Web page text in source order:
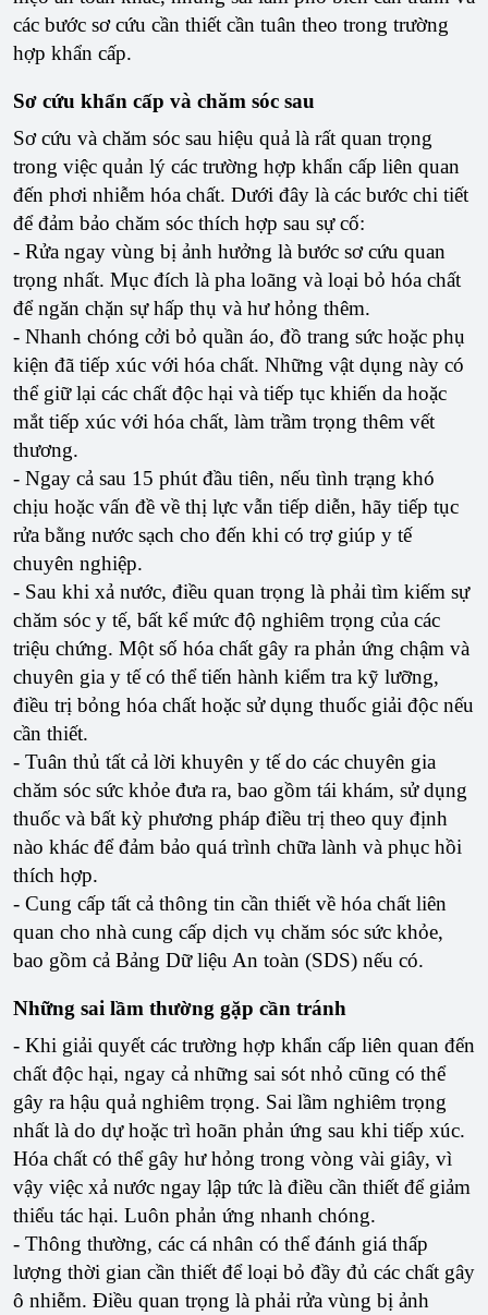
các bước sơ cứu cần thiết cần tuân theo trong trường
hợp khẩn cấp.
Sơ cứu khẩn cấp và chăm sóc sau
Sơ cứu và chăm sóc sau hiệu quả là rất quan trọng
trong việc quản lý các trường hợp khẩn cấp liên quan
đến phơi nhiễm hóa chất. Dưới đây là các bước chi tiết
để đảm bảo chăm sóc thích hợp sau sự cố:
- Rửa ngay vùng bị ảnh hưởng là bước sơ cứu quan
trọng nhất. Mục đích là pha loãng và loại bỏ hóa chất
để ngăn chặn sự hấp thụ và hư hỏng thêm.
- Nhanh chóng cởi bỏ quần áo, đồ trang sức hoặc phụ
kiện đã tiếp xúc với hóa chất. Những vật dụng này có
thể giữ lại các chất độc hại và tiếp tục khiến da hoặc
mắt tiếp xúc với hóa chất, làm trầm trọng thêm vết
thương.
- Ngay cả sau 15 phút đầu tiên, nếu tình trạng khó
chịu hoặc vấn đề về thị lực vẫn tiếp diễn, hãy tiếp tục
rửa bằng nước sạch cho đến khi có trợ giúp y tế
chuyên nghiệp.
- Sau khi xả nước, điều quan trọng là phải tìm kiếm sự
chăm sóc y tế, bất kể mức độ nghiêm trọng của các
triệu chứng. Một số hóa chất gây ra phản ứng chậm và
chuyên gia y tế có thể tiến hành kiểm tra kỹ lưỡng,
điều trị bỏng hóa chất hoặc sử dụng thuốc giải độc nếu
cần thiết.
- Tuân thủ tất cả lời khuyên y tế do các chuyên gia
chăm sóc sức khỏe đưa ra, bao gồm tái khám, sử dụng
thuốc và bất kỳ phương pháp điều trị theo quy định
nào khác để đảm bảo quá trình chữa lành và phục hồi
thích hợp.
- Cung cấp tất cả thông tin cần thiết về hóa chất liên
quan cho nhà cung cấp dịch vụ chăm sóc sức khỏe,
bao gồm cả Bảng Dữ liệu An toàn (SDS) nếu có.
Những sai lầm thường gặp cần tránh
- Khi giải quyết các trường hợp khẩn cấp liên quan đến
chất độc hại, ngay cả những sai sót nhỏ cũng có thể
gây ra hậu quả nghiêm trọng. Sai lầm nghiêm trọng
nhất là do dự hoặc trì hoãn phản ứng sau khi tiếp xúc.
Hóa chất có thể gây hư hỏng trong vòng vài giây, vì
vậy việc xả nước ngay lập tức là điều cần thiết để giảm
thiểu tác hại. Luôn phản ứng nhanh chóng.
- Thông thường, các cá nhân có thể đánh giá thấp
lượng thời gian cần thiết để loại bỏ đầy đủ các chất gây
ô nhiễm. Điều quan trọng là phải rửa vùng bị ảnh